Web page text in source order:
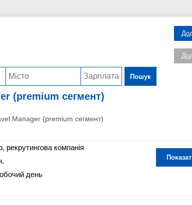
Пошук
(premium сегмент)
Manager (premium сегмент)
рекрутингова компанія
день